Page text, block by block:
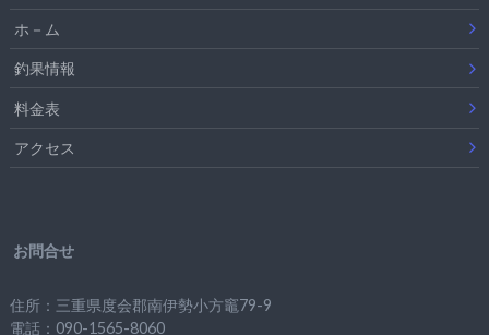
ホ－ム
釣果情報
料金表
アクセス
お問合せ
住所：三重県度会郡南伊勢小方竈79-9
電話：090-1565-8060